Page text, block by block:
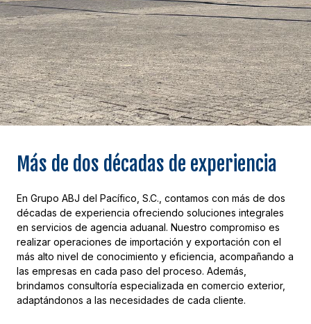
Más de dos décadas de experiencia
En Grupo ABJ del Pacífico, S.C., contamos con más de dos
décadas de experiencia ofreciendo soluciones integrales
en servicios de agencia aduanal. Nuestro compromiso es
realizar operaciones de importación y exportación con el
más alto nivel de conocimiento y eficiencia, acompañando a
las empresas en cada paso del proceso. Además,
brindamos consultoría especializada en comercio exterior,
adaptándonos a las necesidades de cada cliente.